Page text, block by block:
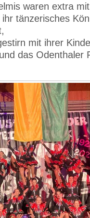
waren extra
tänzerisches
mit ihrer
das Odenthaler